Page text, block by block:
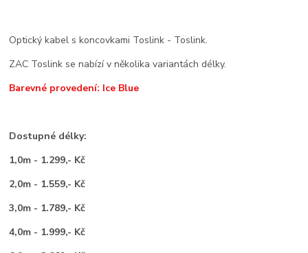
Optický kabel s koncovkami Toslink - Toslink.
ZAC Toslink se nabízí v několika variantách délky.
Barevné provedení: Ice Blue
Dostupné délky:
1,0m - 1.299,- Kč
2,0m - 1.559,- Kč
3,0m - 1.789,- Kč
4,0m - 1.999,- Kč